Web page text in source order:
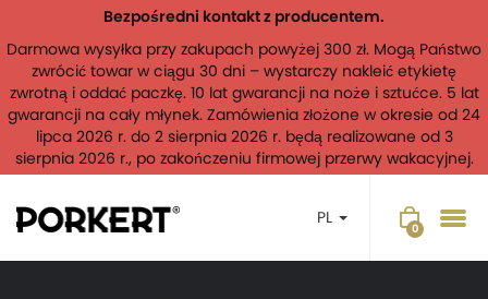
Bezpośredni kontakt z producentem.
Darmowa wysyłka przy zakupach powyżej 300 zł. Mogą Państwo
zwrócić towar w ciągu 30 dni – wystarczy nakleić etykietę
zwrotną i oddać paczkę. 10 lat gwarancji na noże i sztućce. 5 lat
gwarancji na cały młynek. Zamówienia złożone w okresie od 24
lipca 2026 r. do 2 sierpnia 2026 r. będą realizowane od 3
sierpnia 2026 r., po zakończeniu firmowej przerwy wakacyjnej.
PL